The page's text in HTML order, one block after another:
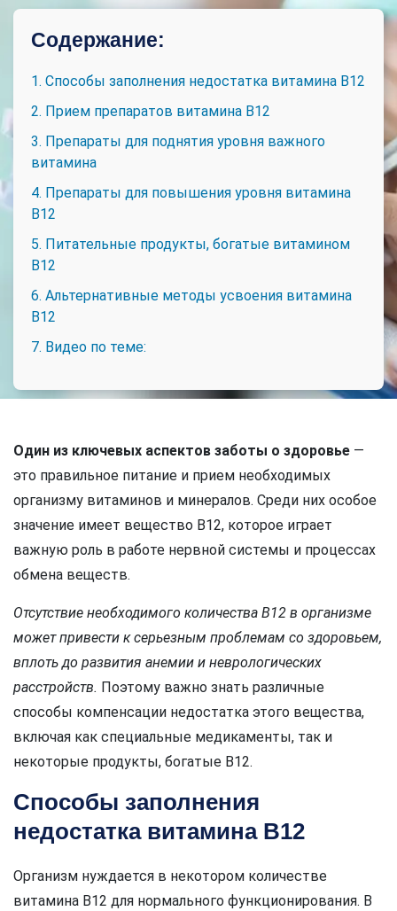
Содержание:
1. Способы заполнения недостатка витамина В12
2. Прием препаратов витамина В12
3. Препараты для поднятия уровня важного
витамина
4. Препараты для повышения уровня витамина
B12
5. Питательные продукты, богатые витамином
В12
6. Альтернативные методы усвоения витамина
В12
7. Видео по теме:
Один из ключевых аспектов заботы о здоровье —
это правильное питание и прием необходимых
организму витаминов и минералов. Среди них особое
значение имеет вещество B12, которое играет
важную роль в работе нервной системы и процессах
обмена веществ.
Отсутствие необходимого количества B12 в организме
может привести к серьезным проблемам со здоровьем,
вплоть до развития анемии и неврологических
расстройств. Поэтому важно знать различные
способы компенсации недостатка этого вещества,
включая как специальные медикаменты, так и
некоторые продукты, богатые B12.
Способы заполнения
недостатка витамина В12
Организм нуждается в некотором количестве
витамина B12 для нормального функционирования. В